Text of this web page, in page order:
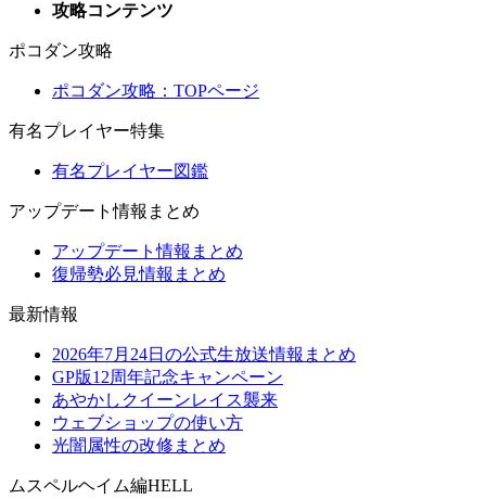
攻略コンテンツ
ポコダン攻略
ポコダン攻略：TOPページ
有名プレイヤー特集
有名プレイヤー図鑑
アップデート情報まとめ
アップデート情報まとめ
復帰勢必見情報まとめ
最新情報
2026年7月24日の公式生放送情報まとめ
GP版12周年記念キャンペーン
あやかしクイーンレイス襲来
ウェブショップの使い方
光闇属性の改修まとめ
ムスペルヘイム編HELL